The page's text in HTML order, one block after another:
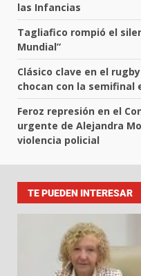
las Infancias
Tagliafico rompió el
Mundial”
Clásico clave en el
chocan con la semifinal
Feroz represión en el
urgente de Alejandra
violencia policial
TE PUEDEN INTERESAR